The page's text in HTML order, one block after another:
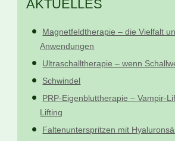
AKTUELLES
Magnetfeldtherapie – die Vielfalt
Anwendungen
Ultraschalltherapie – wenn
Schwindel
PRP-Eigenbluttherapie – Vampir-
Lifting
Faltenunterspritzen mit